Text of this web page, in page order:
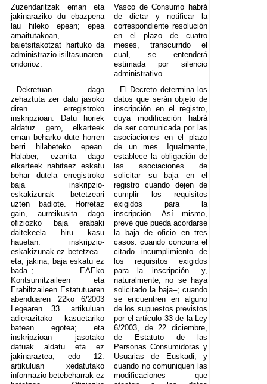
Zuzendaritzak eman eta
jakinaraziko du ebazpena
lau hileko epean; epea
amaitutakoan,
baietsitakotzat hartuko da
administrazio-isiltasunaren
ondorioz.
Vasco de Consumo habrá
de dictar y notificar la
correspondiente resolución
en el plazo de cuatro
meses, transcurrido el
cual, se entenderá
estimada por silencio
administrativo.
Dekretuan dago
zehaztuta zer datu jasoko
diren erregistroko
inskripzioan. Datu horiek
aldatuz gero, elkarteek
eman beharko dute horren
berri hilabeteko epean.
Halaber, ezarrita dago
elkarteek nahitaez eskatu
behar dutela erregistroko
baja inskripzio-
eskakizunak betetzeari
uzten badiote. Horretaz
gain, aurreikusita dago
ofiziozko baja erabaki
daitekeela hiru kasu
hauetan: inskripzio-
eskakizunak ez betetzea –
eta, jakina, baja eskatu ez
bada–; EAEko
Kontsumitzaileen eta
Erabiltzaileen Estatutuaren
abenduaren 22ko 6/2003
Legearen 33. artikuluan
adierazitako kasuetariko
batean egotea; eta
inskripzioan jasotako
datuak aldatu eta ez
jakinaraztea, edo 12.
artikuluan xedatutako
informazio-betebeharrak ez
El Decreto determina los
datos que serán objeto de
inscripción en el registro,
cuya modificación habrá
de ser comunicada por las
asociaciones en el plazo
de un mes. Igualmente,
establece la obligación de
las asociaciones de
solicitar su baja en el
registro cuando dejen de
cumplir los requisitos
exigidos para la
inscripción. Así mismo,
prevé que pueda acordarse
la baja de oficio en tres
casos: cuando concurra el
citado incumplimiento de
los requisitos exigidos
para la inscripción –y,
naturalmente, no se haya
solicitado la baja–; cuando
se encuentren en alguno
de los supuestos previstos
por el artículo 33 de la Ley
6/2003, de 22 diciembre,
de Estatuto de las
Personas Consumidoras y
Usuarias de Euskadi; y
cuando no comuniquen las
modificaciones que